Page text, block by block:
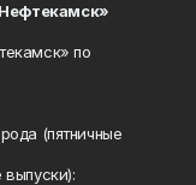
по
(пятничные
выпуски):